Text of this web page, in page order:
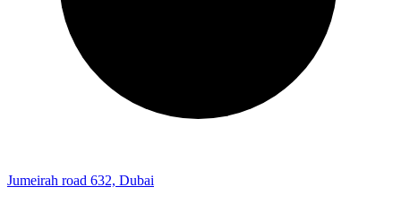
Jumeirah road 632, Dubai